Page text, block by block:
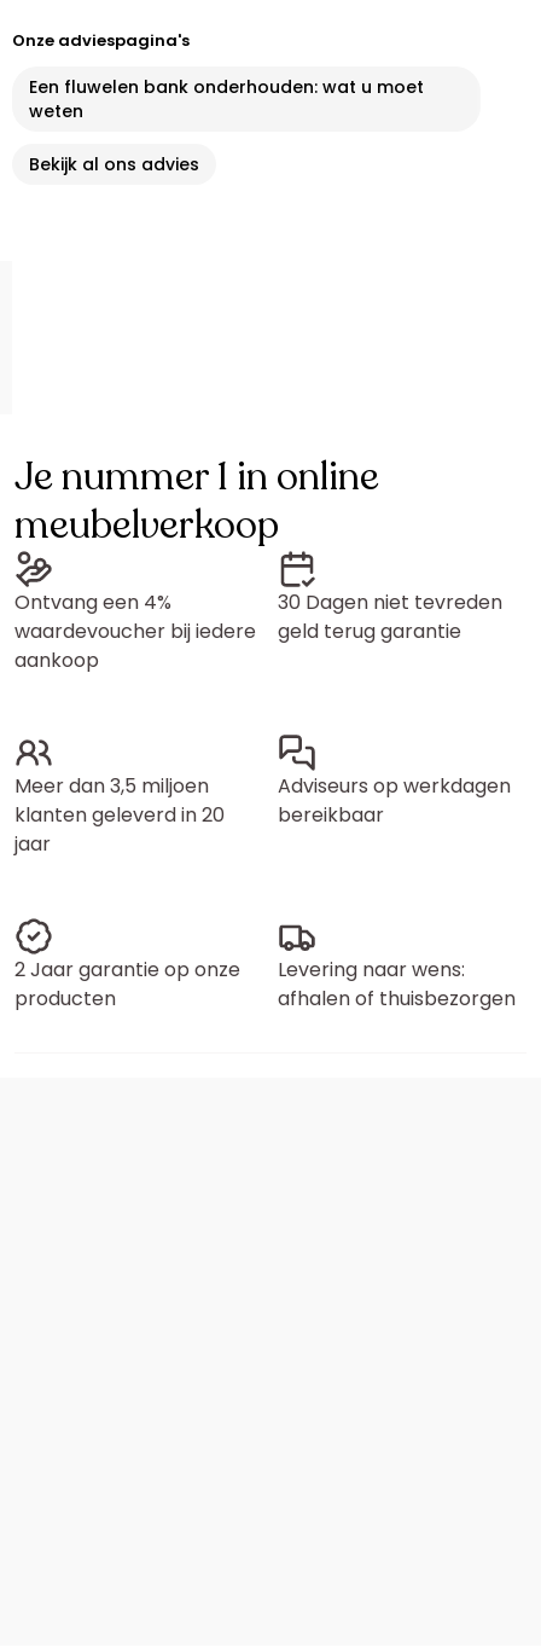
Onze adviespagina's
Een fluwelen bank onderhouden: wat u moet
weten
Bekijk al ons advies
Je nummer 1 in online
meubelverkoop
Ontvang een 4%
waardevoucher bij iedere
aankoop
30 Dagen niet tevreden
geld terug garantie
Meer dan 3,5 miljoen
klanten geleverd in 20
jaar
Adviseurs op werkdagen
bereikbaar
2 Jaar garantie op onze
producten
Levering naar wens:
afhalen of thuisbezorgen